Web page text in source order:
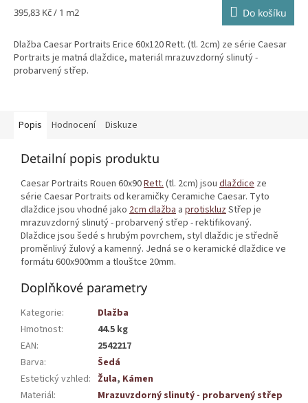
Měrná
395,83 Kč / 1 m2 Do košíku
Dlažba Caesar Portraits Erice 60x120 Rett. (tl. 2cm) ze série Caesar
Portraits je matná dlaždice, materiál mrazuvzdorný slinutý -
probarvený střep.
Popis Hodnocení Diskuze
Detailní popis produktu
Caesar Portraits Rouen 60x90Rett. (tl. 2cm) jsou dlaždice ze
série Caesar Portraits od keramičky Ceramiche Caesar. Tyto
dlaždice jsou vhodné jako 2cm dlažba a protiskluzStřep je
mrazuvzdorný slinutý - probarvený střep - rektifikovaný.
Dlaždice jsou šedé s hrubým povrchem, styl dlaždic je středně
proměnlivý žulový a kamenný. Jedná se o keramické dlaždice ve
formátu 600x900mm a tlouštce 20mm.
Doplňkové parametry
Kategorie:
Dlažba
Hmotnost:
44.5 kg
EAN:
2542217
Barva:
Šedá
Estetický vzhled: Žula, Kámen
Materiál:
Mrazuvzdorný slinutý - probarvený střep